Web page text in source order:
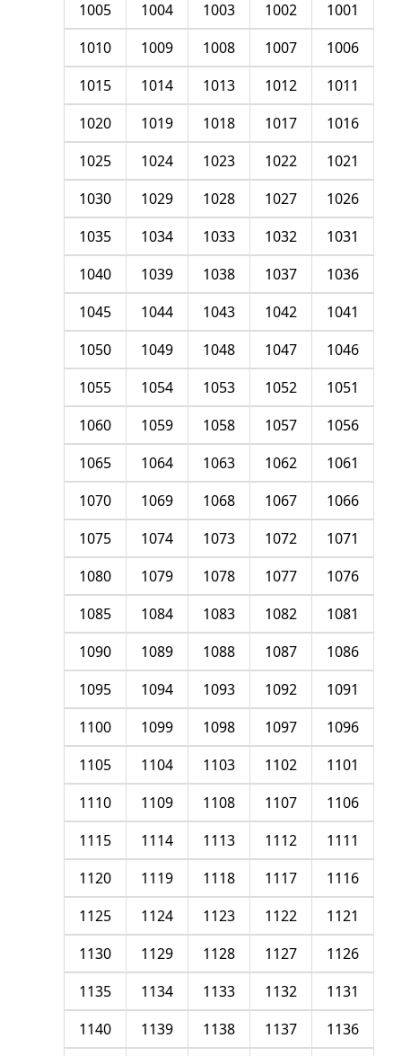
1001
1002
1003
1004
1005
1006
1007
1008
1009
1010
1011
1012
1013
1014
1015
1016
1017
1018
1019
1020
1021
1022
1023
1024
1025
1026
1027
1028
1029
1030
1031
1032
1033
1034
1035
1036
1037
1038
1039
1040
1041
1042
1043
1044
1045
1046
1047
1048
1049
1050
1051
1052
1053
1054
1055
1056
1057
1058
1059
1060
1061
1062
1063
1064
1065
1066
1067
1068
1069
1070
1071
1072
1073
1074
1075
1076
1077
1078
1079
1080
1081
1082
1083
1084
1085
1086
1087
1088
1089
1090
1091
1092
1093
1094
1095
1096
1097
1098
1099
1100
1101
1102
1103
1104
1105
1106
1107
1108
1109
1110
1111
1112
1113
1114
1115
1116
1117
1118
1119
1120
1121
1122
1123
1124
1125
1126
1127
1128
1129
1130
1131
1132
1133
1134
1135
1136
1137
1138
1139
1140